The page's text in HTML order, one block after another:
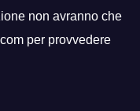
non avranno che
per provvedere